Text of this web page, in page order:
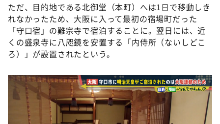
ただ、目的地である北御堂（本町）へは1日で移動しき
れなかったため、大阪に入って最初の宿場町だった
「守口宿」の難宗寺で宿泊することに。翌日には、近
くの盛泉寺に八咫鏡を安置する「内侍所（ないしどこ
ろ）」が設置されたという。